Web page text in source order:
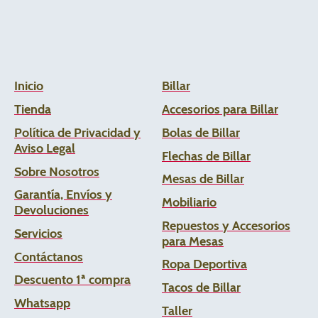
Inicio
Tienda
Política de Privacidad y
Aviso Legal
Sobre Nosotros
Garantía, Envíos y
Devoluciones
Servicios
Contáctanos
Descuento 1ª compra
Whatsapp
Billar
Accesorios para Billar
Bolas de Billar
Flechas de Billar
Mesas de Billar
Mobiliario
Repuestos y Accesorios
para Mesas
Ropa Deportiva
Tacos de Billar
Taller